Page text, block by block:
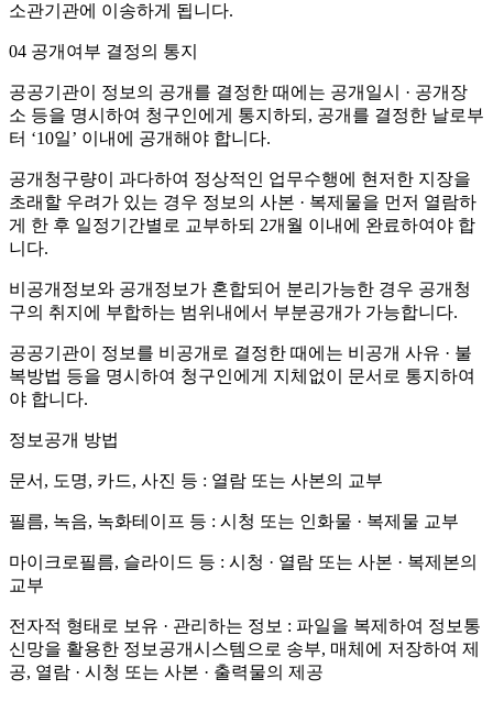
소관기관에 이송하게 됩니다.
04 공개여부 결정의 통지
공공기관이 정보의 공개를 결정한 때에는 공개일시 · 공개장
소 등을 명시하여 청구인에게 통지하되, 공개를 결정한 날로부
터 ‘10일’ 이내에 공개해야 합니다.
공개청구량이 과다하여 정상적인 업무수행에 현저한 지장을
초래할 우려가 있는 경우 정보의 사본 · 복제물을 먼저 열람하
게 한 후 일정기간별로 교부하되 2개월 이내에 완료하여야 합
니다.
비공개정보와 공개정보가 혼합되어 분리가능한 경우 공개청
구의 취지에 부합하는 범위내에서 부분공개가 가능합니다.
공공기관이 정보를 비공개로 결정한 때에는 비공개 사유 · 불
복방법 등을 명시하여 청구인에게 지체없이 문서로 통지하여
야 합니다.
정보공개 방법
문서, 도명, 카드, 사진 등 : 열람 또는 사본의 교부
필름, 녹음, 녹화테이프 등 : 시청 또는 인화물 · 복제물 교부
마이크로필름, 슬라이드 등 : 시청 · 열람 또는 사본 · 복제본의
교부
전자적 형태로 보유 · 관리하는 정보 : 파일을 복제하여 정보통
신망을 활용한 정보공개시스템으로 송부, 매체에 저장하여 제
공, 열람 · 시청 또는 사본 · 출력물의 제공